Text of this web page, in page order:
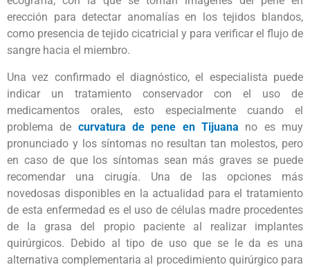
erección para detectar anomalías en los tejidos blandos,
como presencia de tejido cicatricial y para verificar el flujo de
sangre hacia el miembro.
Una vez confirmado el diagnóstico, el especialista puede
indicar un tratamiento conservador con el uso de
medicamentos orales, esto especialmente cuando el
problema de curvatura de pene en Tijuana no es muy
pronunciado y los síntomas no resultan tan molestos, pero
en caso de que los síntomas sean más graves se puede
recomendar una cirugía. Una de las opciones más
novedosas disponibles en la actualidad para el tratamiento
de esta enfermedad es el uso de células madre procedentes
de la grasa del propio paciente al realizar implantes
quirúrgicos. Debido al tipo de uso que se le da es una
alternativa complementaria al procedimiento quirúrgico para